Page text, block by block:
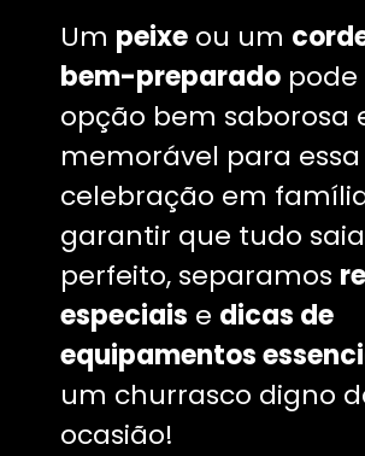
Um peixe ou um
bem-preparado
opção bem saborosa
memorável para essa
celebração em
garantir que tudo saia
perfeito, separamos
especiais e dicas de
equipamentos
um churrasco digno
ocasião!